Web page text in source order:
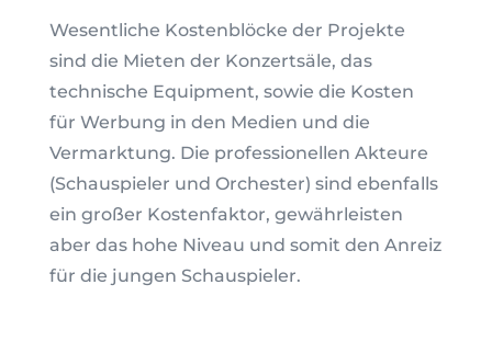
Wesentliche Kostenblöcke der Projekte
sind die Mieten der Konzertsäle, das
technische Equipment, sowie die Kosten
für Werbung in den Medien und die
Vermarktung. Die professionellen Akteure
(Schauspieler und Orchester) sind ebenfalls
ein großer Kostenfaktor, gewährleisten
aber das hohe Niveau und somit den Anreiz
für die jungen Schauspieler.